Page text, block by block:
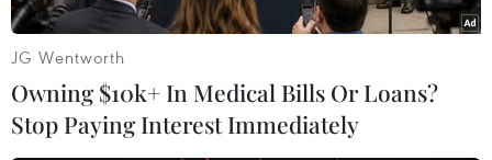
làm suy yếu chất lượng tài sản của các ngân
hàng. Số liệu kinh tếkhu vực trong quý 3 và đầu
quý 4 năm nay ảm đạm hơn dự báo ban đầu.
GDP trongquý 4 giảm 2,0% so với cùng kỳ năm
ngoái và chiều hướng này sẽ kéo dài trong
JG Wentworth
Owning $10k+ In Medical Bills Or Loans?
Stop Paying Interest Immediately